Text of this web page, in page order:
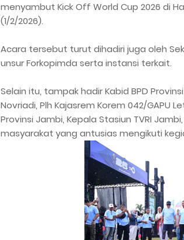
menyambut Kick Off World Cup 2026 di
(1/2/2026).
Acara tersebut turut dihadiri juga oleh
unsur Forkopimda serta instansi terkait.
Selain itu, tampak hadir Kabid BPD
Novriadi, Plh Kajasrem Korem 042/GAPU
Provinsi Jambi, Kepala Stasiun TVRI
masyarakat yang antusias mengikuti